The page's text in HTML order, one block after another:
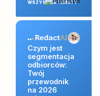
WSZYSTKIE TEMATY
Czym jest
segmentacja
odbiorców:
Twój
przewodnik
na 2026